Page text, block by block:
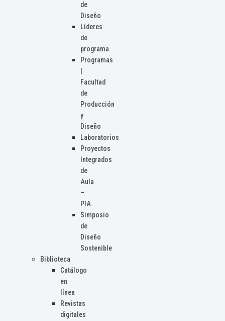
de
Diseño
Líderes
de
programa
Programas
Facultad
de
Producción
y
Diseño
Laboratorios
Proyectos
Integrados
de
Aula
–
PIA
Simposio
de
Diseño
Sostenible
Biblioteca
Catálogo
en
línea
Revistas
digitales